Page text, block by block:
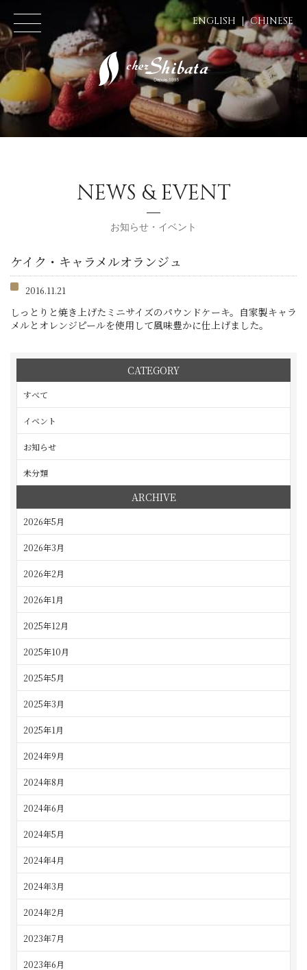
ENGLISH CHINESE
NEWS & EVENT
お知らせ・イベント
ケイク・キャラメルオランジュ
2016.11.21
しっとりと焼き上げたミニサイズのパウンドケーキ。自家製キャラ
メルとオレンジピールを使用して風味豊かに仕上げました。
CATEGORY
すべて
イベント
お知らせ
未分類
ARCHIVE
2026年5月
2026年3月
2026年2月
2026年1月
2025年12月
2025年10月
2025年5月
2025年3月
2025年1月
2024年9月
2024年8月
2024年6月
2024年5月
2024年4月
2024年3月
2024年2月
2023年7月
2023年6月